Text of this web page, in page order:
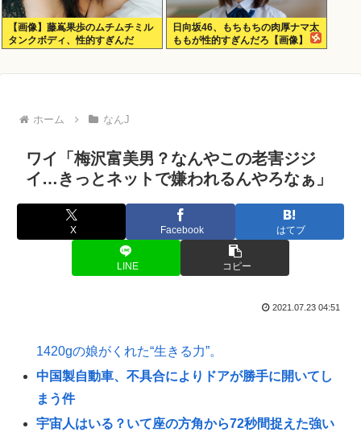
【画像】藤嶌果歩のムチムチミル
タンクボディ、性的すぎんだ
日向坂46、もちもちの肉厚ナマ太
ももが性的すぎんだろ【画像】
ホーム なんJ
ワイ「梅沢富美男？なんやこの老害ジジ
イ…きっとネットで嫌われるんやろなぁ」
X Facebook はてブ
LINE コピー
2021.07.23 04:51
1420gの娘がくれた“生きる力”。
中国製自動車、不具合によりドアが勝手に開いてし
まう件
宇宙人はいる？いて座の方角から72秒間捉えた強い